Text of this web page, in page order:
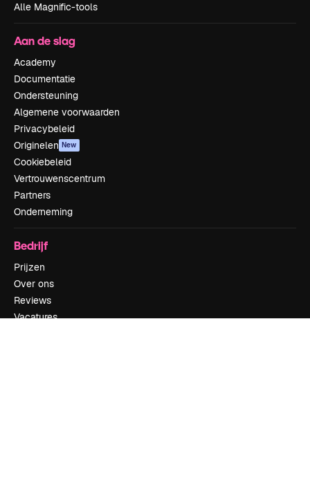
Alle Magnific-tools
Aan de slag
Academy
Documentatie
Ondersteuning
Algemene voorwaarden
Privacybeleid
Originelen New
Cookiebeleid
Vertrouwenscentrum
Partners
Onderneming
Bedrijf
Prijzen
Over ons
Reviews
Vacatures